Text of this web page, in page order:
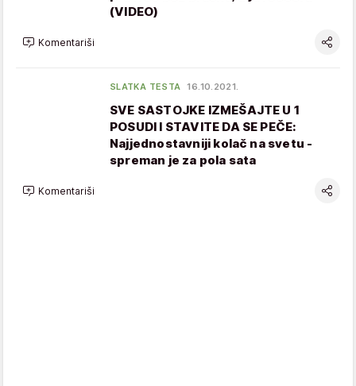
(VIDEO)
Komentariši
SLATKA TESTA 16.10.2021.
SVE SASTOJKE IZMEŠAJTE U 1
POSUDI I STAVITE DA SE PEČE:
Najjednostavniji kolač na svetu -
spreman je za pola sata
Komentariši